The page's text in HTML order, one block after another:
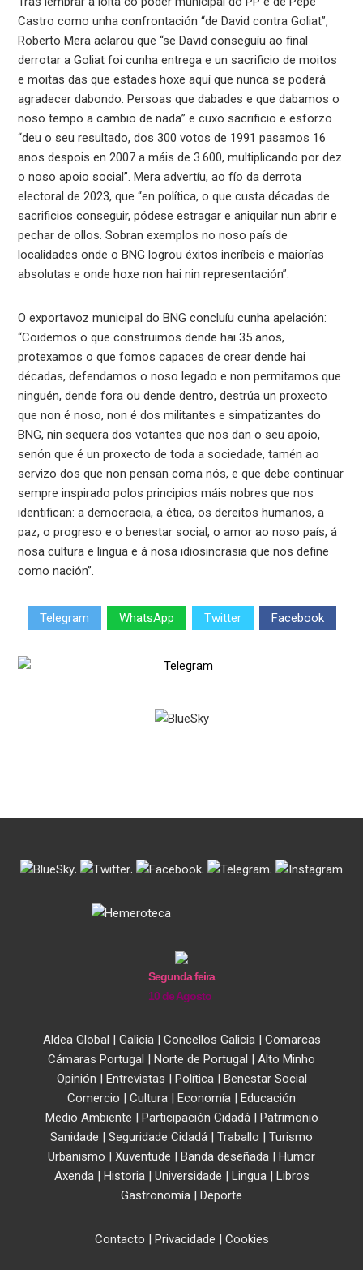
Castro como unha confrontación “de David contra Goliat”,
Roberto Mera aclarou que “se David conseguíu ao final
derrotar a Goliat foi cunha entrega e un sacrificio de moitos
e moitas das que estades hoxe aquí que nunca se poderá
agradecer dabondo. Persoas que dabades e que dabamos o
noso tempo a cambio de nada” e cuxo sacrificio e esforzo
“deu o seu resultado, dos 300 votos de 1991 pasamos 16
anos despois en 2007 a máis de 3.600, multiplicando por dez
o noso apoio social”. Mera advertíu, ao fío da derrota
electoral de 2023, que “en política, o que custa décadas de
sacrificios conseguir, pódese estragar e aniquilar nun abrir e
pechar de ollos. Sobran exemplos no noso país de
localidades onde o BNG logrou éxitos incríbeis e maiorías
absolutas e onde hoxe non hai nin representación”.
O exportavoz municipal do BNG concluíu cunha apelación:
“Coidemos o que construimos dende hai 35 anos,
protexamos o que fomos capaces de crear dende hai
décadas, defendamos o noso legado e non permitamos que
ninguén, dende fora ou dende dentro, destrúa un proxecto
que non é noso, non é dos militantes e simpatizantes do
BNG, nin sequera dos votantes que nos dan o seu apoio,
senón que é un proxecto de toda a sociedade, tamén ao
servizo dos que non pensan coma nós, e que debe continuar
sempre inspirado polos principios máis nobres que nos
identifican: a democracia, a ética, os dereitos humanos, a
paz, o progreso e o benestar social, o amor ao noso país, á
nosa cultura e lingua e á nosa idiosincrasia que nos define
como nación”.
Telegram WhatsApp Twitter Facebook
. . . .
Segunda feira
10 de Agosto
Aldea Global | Galicia| Concellos Galicia| Comarcas
Cámaras Portugal | Norte de Portugal | Alto Minho
Opinión | Entrevistas | Política| Benestar Social
Comercio | Cultura | Economía | Educación
Medio Ambiente | Participación Cidadá| Patrimonio
Sanidade | Seguridade Cidadá | Traballo | Turismo
Urbanismo | Xuventude | Banda deseñada | Humor
Axenda| Historia| Universidade | Lingua| Libros
Gastronomía | Deporte
Contacto | Privacidade | Cookies